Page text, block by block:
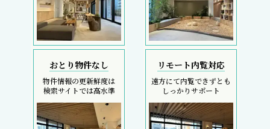
おとり物件なし
物件情報の更新鮮度は
検索サイトでは高水準
リモート内覧対応
遠方にて内覧できずとも
しっかりサポート